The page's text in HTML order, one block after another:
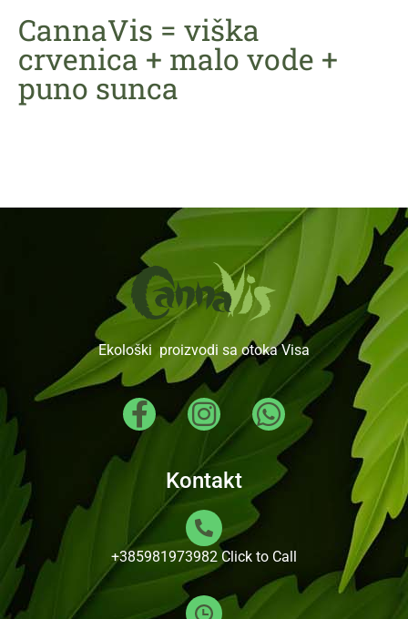
CannaVis = viška
crvenica + malo vode +
puno sunca
Ekološki proizvodi sa otoka Visa
Kontakt
+385981973982 Click to Call